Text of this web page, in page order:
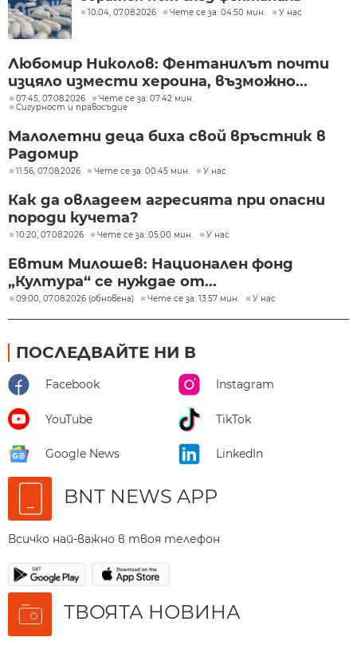
10:04, 07.08.2026 Чете се за: 04:50 мин. У нас
Любомир Николов: Фентанилът почти
изцяло измести хероина, възможно...
07:45, 07.08.2026
Чете се за: 07:42 мин.
Сигурност и правосъдие
Малолетни деца биха свой връстник в
Радомир
11:56, 07.08.2026 Чете се за: 00:45 мин. У нас
Как да овладеем агресията при опасни
породи кучета?
10:20, 07.08.2026 Чете се за: 05:00 мин. У нас
Евтим Милошев: Национален фонд
„Култура“ се нуждае от...
09:00, 07.08.2026 (обновена) Чете се за: 13:57 мин. У нас
ПОСЛЕДВАЙТЕ НИ В
Facebook Instagram
YouTube TikTok
Google News LinkedIn
BNT NEWS APP
Всичко най-важно в твоя телефон
ТВОЯТА НОВИНА